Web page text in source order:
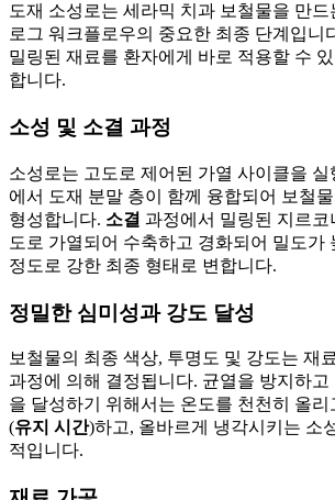
도재 소성로는 세라믹 치과 보철물을 만
로그 워크플로우의 중요한 최종 단계입니
밀링된 재료를 환자에게 바로 적용할 수
합니다.
소성 및 소결 과정
소성로는 고도로 제어된 가열 사이클을 실
에서 도재 분말 층이 함께 융합되어 보철
형성합니다. 소결 과정에서 밀링된 지르
도로 가열되어 수축하고 경화되어 밀도가
정도로 강한 최종 형태로 변합니다.
정밀한 심미성과 강도 달성
보철물의 최종 색상, 투명도 및 강도는 재
과정에 의해 결정됩니다. 균열을 방지하고
을 달성하기 위해서는 온도를 천천히 올리
(유지 시간)하고, 올바르게 냉각시키는 소
적입니다.